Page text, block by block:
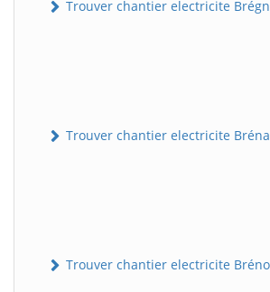
Trouver chantier electricite
Trouver chantier electricite
Trouver chantier electricite